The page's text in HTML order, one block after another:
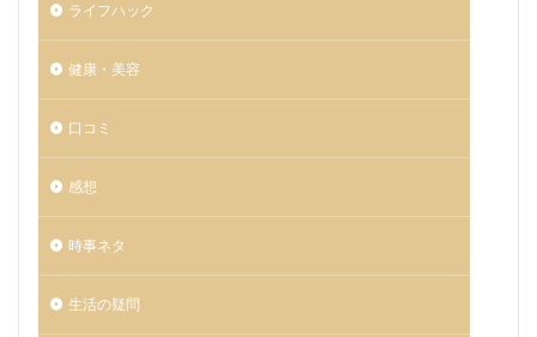
ライフハック
健康・美容
口コミ
感想
時事ネタ
生活の疑問